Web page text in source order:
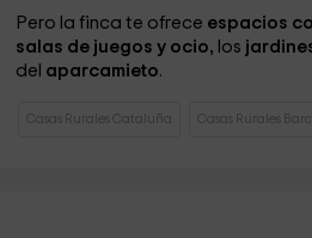
Pero la finca te ofrece espacios
salas de juegos y ocio, los
del aparcamieto.
Casas Rurales Cataluña Casas Rurales